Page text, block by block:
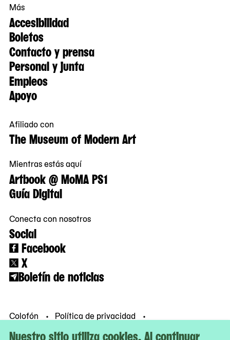
Nuestro sitio utiliza cookies. Al continuar
Más
Accesibilidad
Boletos
Contacto y prensa
Personal y junta
Empleos
Apoyo
Afiliado con
The Museum of Modern Art
Mientras estás aquí
Artbook @ MoMA PS1
Guía Digital
Conecta con nosotros
Social
Facebook
X
Boletín de noticias
Colofón
Política de privacidad